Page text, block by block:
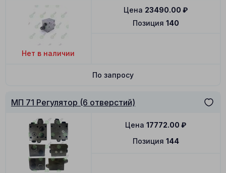
Нет в наличии
Позиция 140
Цена 23490.00 ₽
По запросу
МП 71 Регулятор (6 отверстий)
Позиция 144
Цена 17772.00 ₽